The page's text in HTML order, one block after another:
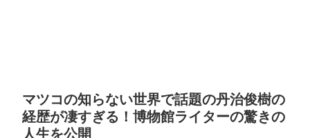
マツコの知らない世界で話題の丹治俊樹の
経歴が凄すぎる！博物館ライターの驚きの
人生を公開